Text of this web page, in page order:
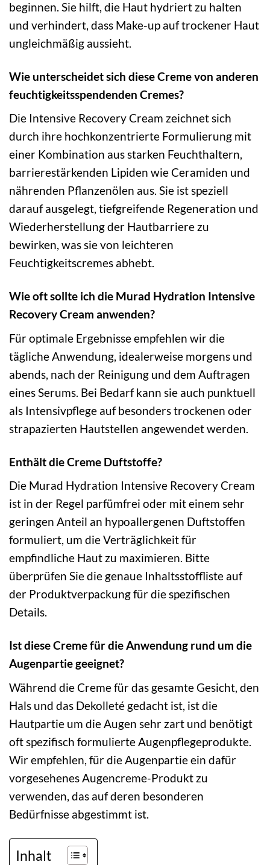
beginnen. Sie hilft, die Haut hydriert zu halten
und verhindert, dass Make-up auf trockener Haut
ungleichmäßig aussieht.
Wie unterscheidet sich diese Creme von anderen
feuchtigkeitsspendenden Cremes?
Die Intensive Recovery Cream zeichnet sich
durch ihre hochkonzentrierte Formulierung mit
einer Kombination aus starken Feuchthaltern,
barrierestärkenden Lipiden wie Ceramiden und
nährenden Pflanzenölen aus. Sie ist speziell
darauf ausgelegt, tiefgreifende Regeneration und
Wiederherstellung der Hautbarriere zu
bewirken, was sie von leichteren
Feuchtigkeitscremes abhebt.
Wie oft sollte ich die Murad Hydration Intensive
Recovery Cream anwenden?
Für optimale Ergebnisse empfehlen wir die
tägliche Anwendung, idealerweise morgens und
abends, nach der Reinigung und dem Auftragen
eines Serums. Bei Bedarf kann sie auch punktuell
als Intensivpflege auf besonders trockenen oder
strapazierten Hautstellen angewendet werden.
Enthält die Creme Duftstoffe?
Die Murad Hydration Intensive Recovery Cream
ist in der Regel parfümfrei oder mit einem sehr
geringen Anteil an hypoallergenen Duftstoffen
formuliert, um die Verträglichkeit für
empfindliche Haut zu maximieren. Bitte
überprüfen Sie die genaue Inhaltsstoffliste auf
der Produktverpackung für die spezifischen
Details.
Ist diese Creme für die Anwendung rund um die
Augenpartie geeignet?
Während die Creme für das gesamte Gesicht, den
Hals und das Dekolleté gedacht ist, ist die
Hautpartie um die Augen sehr zart und benötigt
oft spezifisch formulierte Augenpflegeprodukte.
Wir empfehlen, für die Augenpartie ein dafür
vorgesehenes Augencreme-Produkt zu
verwenden, das auf deren besonderen
Bedürfnisse abgestimmt ist.
Inhalt